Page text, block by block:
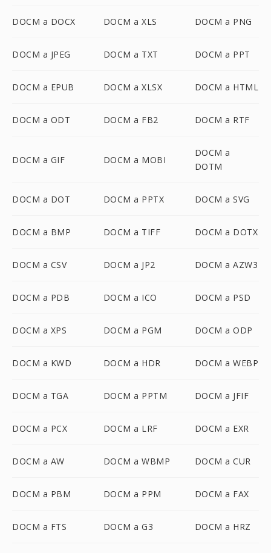
DOCM a DOCX DOCM a XLS DOCM a PNG
DOCM a JPEG DOCM a TXT DOCM a PPT
DOCM a EPUB DOCM a XLSX DOCM a HTML
DOCM a ODT DOCM a FB2 DOCM a RTF
DOCM a GIF DOCM a MOBI
DOCM a
DOTM
DOCM a DOT DOCM a PPTX DOCM a SVG
DOCM a BMP DOCM a TIFF DOCM a DOTX
DOCM a CSV DOCM a JP2 DOCM a AZW3
DOCM a PDB DOCM a ICO DOCM a PSD
DOCM a XPS DOCM a PGM DOCM a ODP
DOCM a KWD DOCM a HDR DOCM a WEBP
DOCM a TGA DOCM a PPTM DOCM a JFIF
DOCM a PCX DOCM a LRF DOCM a EXR
DOCM a AW DOCM a WBMP DOCM a CUR
DOCM a PBM DOCM a PPM DOCM a FAX
DOCM a FTS DOCM a G3 DOCM a HRZ